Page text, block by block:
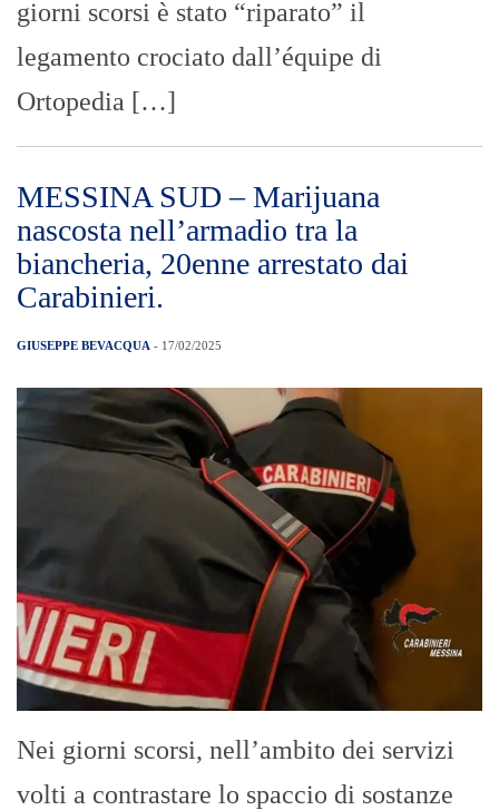
giorni scorsi è stato “riparato” il
legamento crociato dall’équipe di
Ortopedia […]
MESSINA SUD – Marijuana
nascosta nell’armadio tra la
biancheria, 20enne arrestato dai
Carabinieri.
GIUSEPPE BEVACQUA - 17/02/2025
Nei giorni scorsi, nell’ambito dei servizi
volti a contrastare lo spaccio di sostanze